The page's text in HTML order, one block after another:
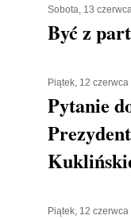
Sobota, 13
Być z
Piątek, 12
Pytanie
Piątek, 12